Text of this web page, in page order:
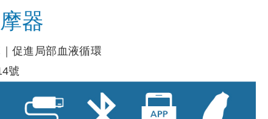
器
促進局部血液循環
號